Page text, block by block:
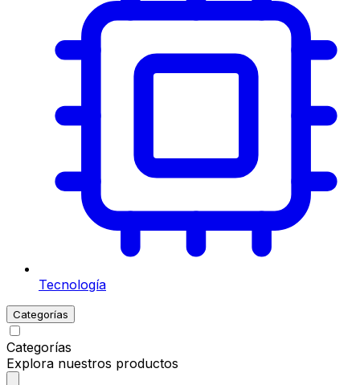
Tecnología
Categorías
Categorías
Explora nuestros productos